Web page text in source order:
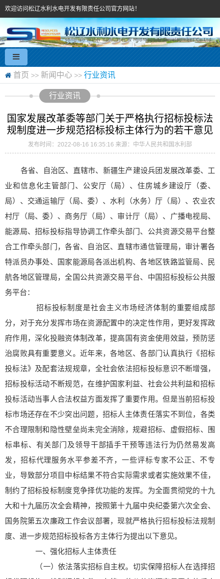
欢迎访问松辽水利水电开发有限责任公司官方网站！
首页 >> 新闻中心 >> 行业资讯
行业资讯
国家发展改革委等部门关于严格执行招标投标法
规制度进一步规范招标投标主体行为的若干意见
发布时间：2022-08-16 16:35:16 来源：中华人民共和国水利部
各省、自治区、直辖市、新疆生产建设兵团发展改革委、工
业和信息化主管部门、公安厅（局）、住房城乡建设厅（委、
局）、交通运输厅（局、委）、水利（水务）厅（局）、农业农
村厅（局、委）、商务厅（局）、审计厅（局）、广播电视局、
能源局、招标投标指导协调工作牵头部门、公共资源交易平台整
合工作牵头部门，各省、自治区、直辖市通信管理局，审计署各
特派员办事处、国家能源局各派出机构、各地区铁路监管局、民
航各地区管理局，全国公共资源交易平台、中国招标投标公共服
务平台：
招标投标制度是社会主义市场经济体制的重要组成部
分，对于充分发挥市场在资源配置中的决定性作用，更好发挥政
府作用，深化投融资体制改革，提高国有资金使用效益，预防惩
治腐败具有重要意义。近年来，各地区、各部门认真执行《招标
投标法》及配套法规规章，全社会依法招标投标意识不断增强，
招标投标活动不断规范，在维护国家利益、社会公共利益和招标
投标活动当事人合法权益方面发挥了重要作用。但是当前招标投
标市场还存在不少突出问题，招标人主体责任落实不到位，各类
不合理限制和隐性壁垒尚未完全消除，规避招标、虚假招标、围
标串标、有关部门及领导干部插手干预等违法行为仍然易发高
发，招标代理服务水平参差不齐，一些评标专家不公正、不专
业，导致部分项目中标结果不符合实际需求或者实施效果不佳，
制约了招标投标制度竞争择优功能的发挥。为全面贯彻党的十九
大和十九届历次全会精神，按照第十九届中央纪委第六次全会、
国务院第五次廉政工作会议部署，现就严格执行招标投标法规制
度、进一步规范招标投标各方主体行为提出以下意见。
一、强化招标人主体责任
（一）依法落实招标自主权。切实保障招标人在选择招